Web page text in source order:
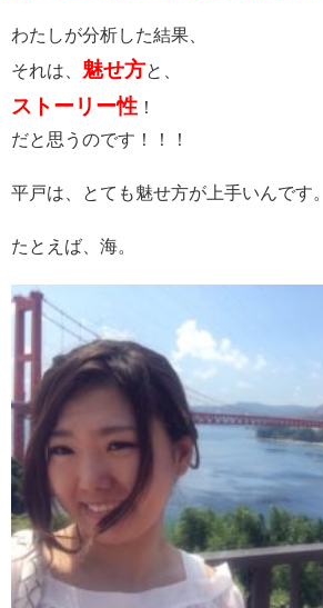
わたしが分析した結果、
それは、 魅せ方と、
ストーリー性 ！
だと思うのです！！！
平戸は、とても魅せ方が上手いんです。
たとえば、海。